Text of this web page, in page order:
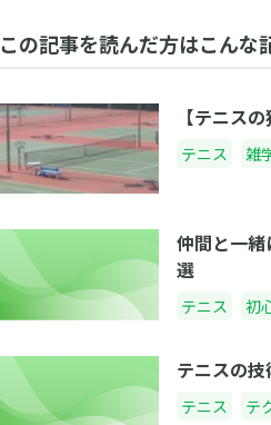
この記事を読んだ方はこんな
【テニス
テニス 雑
仲間と一
選
テニス 初
テニスの技
テニス テ